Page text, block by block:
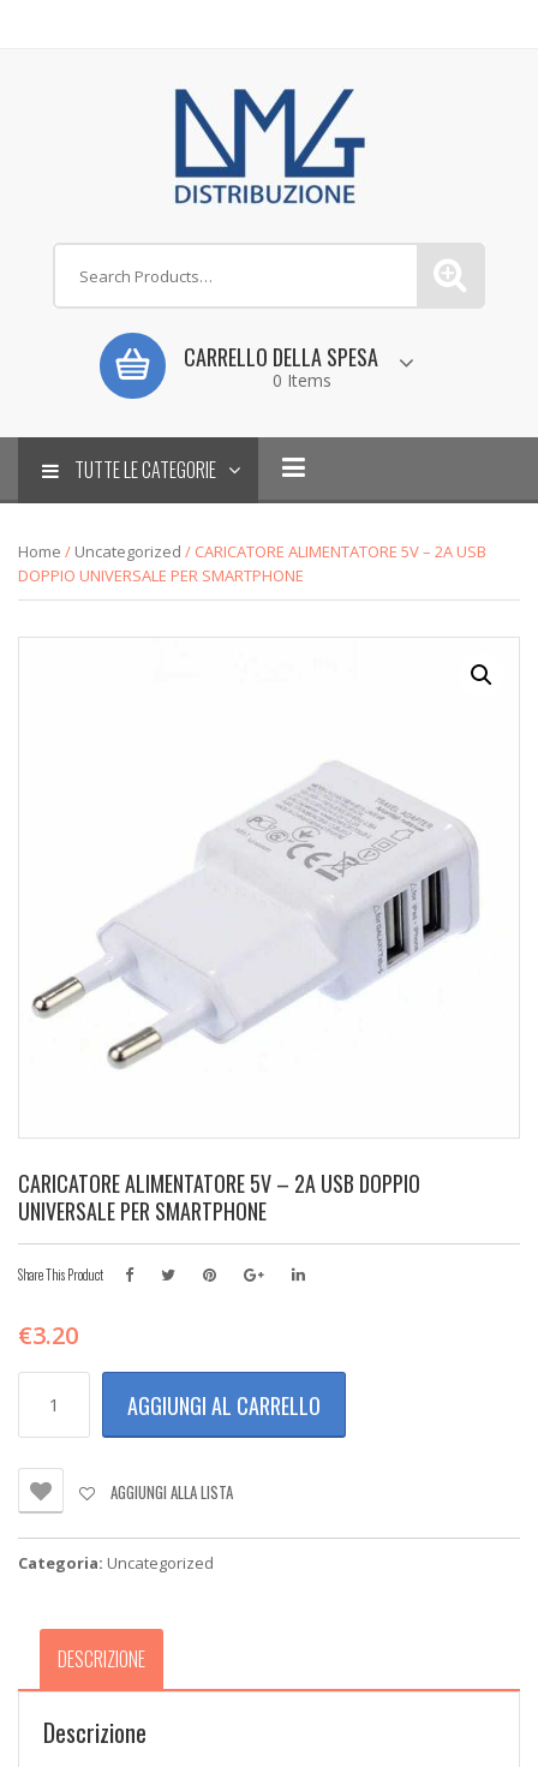
CARRELLO DELLA SPESA
0 Items
TUTTE LE CATEGORIE
Home / Uncategorized / CARICATORE ALIMENTATORE 5V – 2A USB
DOPPIO UNIVERSALE PER SMARTPHONE
CARICATORE ALIMENTATORE 5V – 2A USB DOPPIO
UNIVERSALE PER SMARTPHONE
Share This Product
€3.20
ALIMENTATORE
2A
USB
PER
AGGIUNGI AL CARRELLO
AGGIUNGI ALLA LISTA
Categoria: Uncategorized
DESCRIZIONE
Descrizione